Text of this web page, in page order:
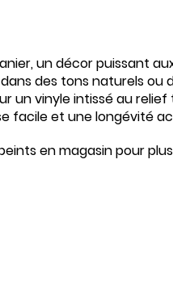
un décor puissant
des tons naturels ou
un vinyle intissé au
facile et une longévité
en magasin pour